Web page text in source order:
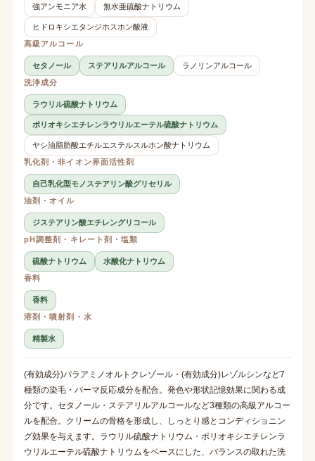
強アンモニア水 無水亜硫酸ナトリウム
ヒドロキシエタンジホスホン酸液
高級アルコール
セタノール ステアリルアルコール
ラノリンアルコール
洗浄成分
ラウリル硫酸ナトリウム
ポリオキシエチレンラウリルエーテル硫酸ナトリウム
ヤシ油脂肪酸エチルエステルスルホン酸ナトリウム
乳化剤・非イオン界面活性剤
自己乳化型モノステアリン酸グリセリル
油剤・オイル
ジステアリン酸エチレングリコール
pH調整剤・キレート剤・塩類
硫酸ナトリウム
水酸化ナトリウム
香料
香料
溶剤・噴射剤・水
精製水
(有効成分)パラアミノオルトクレゾール・(有効成分)レゾルシンなど7
種類の染毛・パーマ反応成分を配合。発色や形状記憶効果に関わる成
分です。セタノール・ステアリルアルコールなど3種類の高級アルコー
ルを配合。クリームの骨格を形成し、しっとり感とコンディショニン
グ効果を与えます。ラウリル硫酸ナトリウム・ポリオキシエチレンラ
ウリルエーテル硫酸ナトリウムをベースにした、バランスの取れた洗